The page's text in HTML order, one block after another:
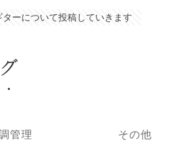
ーについて投稿していきます
管理 その他